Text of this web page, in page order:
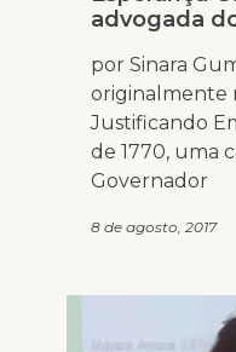
advogada
por Sinara
originalmente
Justificando
de 1770, uma
Governador
8 de agosto, 2017